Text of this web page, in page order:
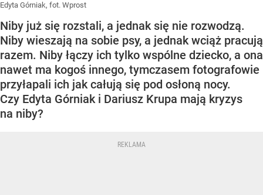
Edyta Górniak, fot. Wprost
Niby już się rozstali, a jednak się nie rozwodzą.
Niby wieszają na sobie psy, a jednak wciąż pracują
razem. Niby łączy ich tylko wspólne dziecko, a ona
nawet ma kogoś innego, tymczasem fotografowie
przyłapali ich jak całują się pod osłoną nocy.
Czy Edyta Górniak i Dariusz Krupa mają kryzys
na niby?